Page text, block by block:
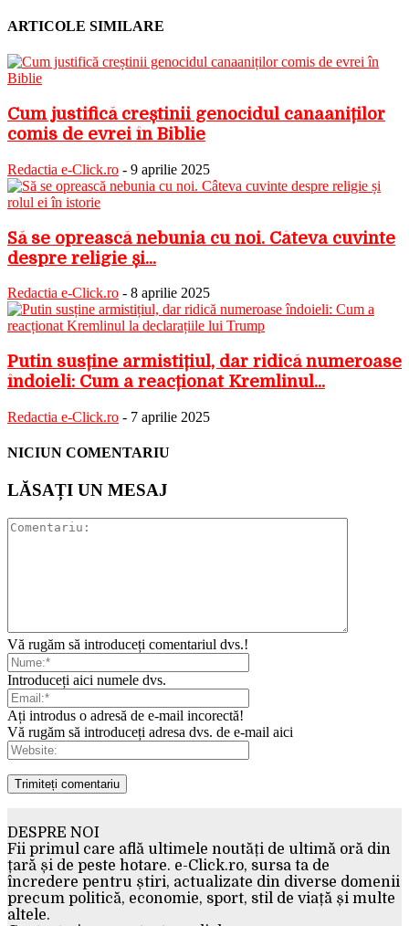
ARTICOLE SIMILARE
Cum justifică creștinii genocidul canaaniților
comis de evrei în Biblie
Redactia e-Click.ro - 9 aprilie 2025
Să se oprească nebunia cu noi. Câteva cuvinte
despre religie și...
Redactia e-Click.ro - 8 aprilie 2025
Putin susține armistițiul, dar ridică numeroase
îndoieli: Cum a reacționat Kremlinul...
Redactia e-Click.ro - 7 aprilie 2025
NICIUN COMENTARIU
LĂSAȚI UN MESAJ
Vă rugăm să introduceți comentariul dvs.!
Introduceți aici numele dvs.
Ați introdus o adresă de e-mail incorectă!
Vă rugăm să introduceți adresa dvs. de e-mail aici
DESPRE NOI
Fii primul care află ultimele noutăți de ultimă oră din
țară și de peste hotare. e-Click.ro, sursa ta de
încredere pentru știri, actualizate din diverse domenii
precum politică, economie, sport, stil de viață și multe
altele.